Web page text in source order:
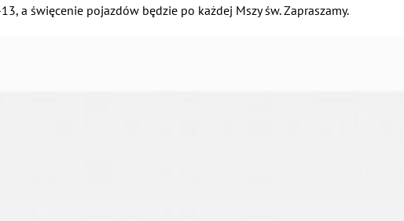
a święcenie pojazdów będzie po każdej Mszy św. Zapraszamy.